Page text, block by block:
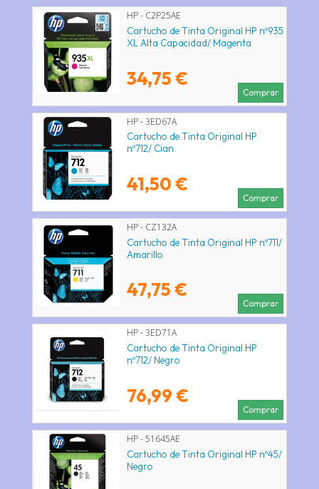
HP - C2P25AE
Cartucho de Tinta Original HP nº935
XL Alta Capacidad/ Magenta
34,75 €
Comprar
HP - 3ED67A
Cartucho de Tinta Original HP
nº712/ Cian
41,50 €
Comprar
HP - CZ132A
Cartucho de Tinta Original HP nº711/
Amarillo
47,75 €
Comprar
HP - 3ED71A
Cartucho de Tinta Original HP
nº712/ Negro
76,99 €
Comprar
HP - 51645AE
Cartucho de Tinta Original HP nº45/
Negro